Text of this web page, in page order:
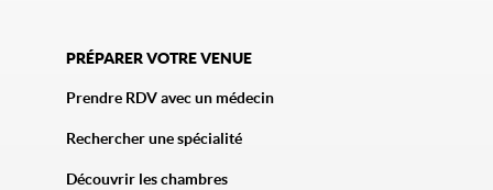
PRÉPARER VOTRE VENUE
Prendre RDV avec un médecin
Rechercher une spécialité
Découvrir les chambres